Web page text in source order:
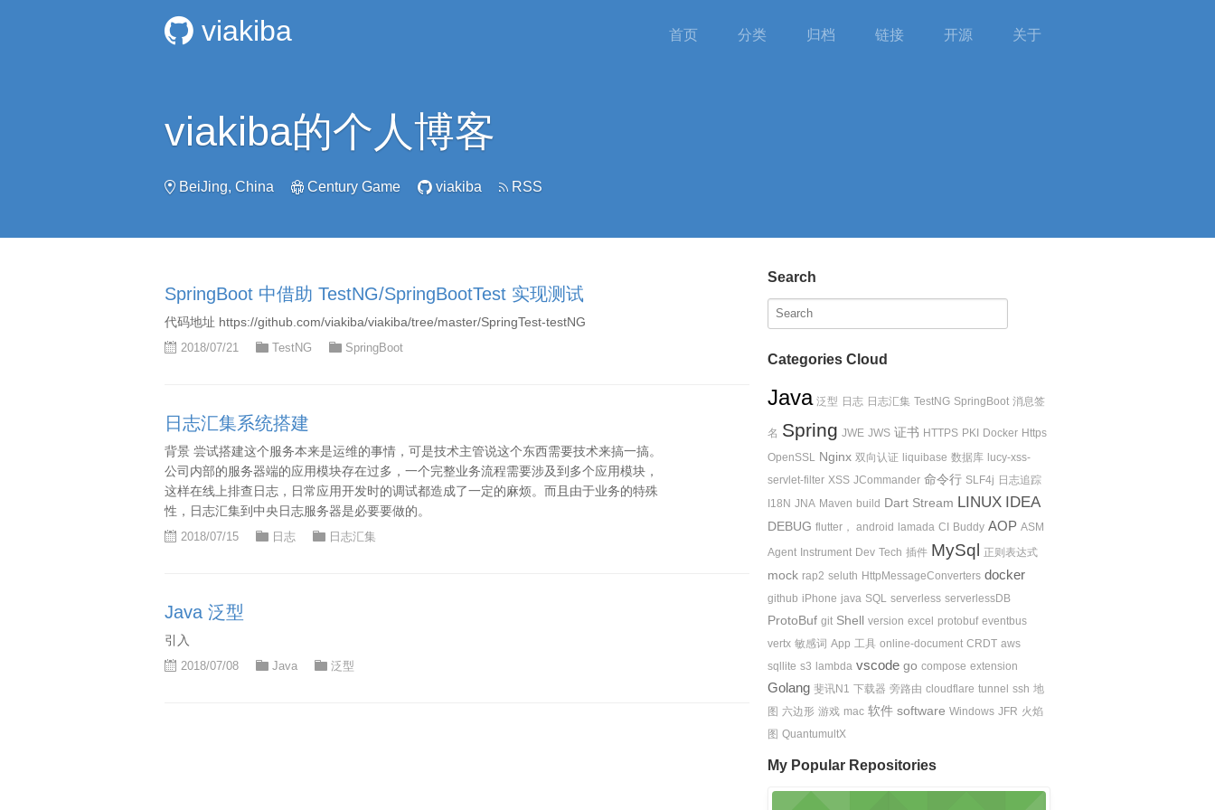
viakiba 首页 分类 归档 链接 开源 关于
viakiba的个人博客
BeiJing, China Century Game viakiba RSS
SpringBoot 中借助 TestNG/SpringBootTest 实现测试
代码地址 https://github.com/viakiba/viakiba/tree/master/SpringTest-testNG
2018/07/21 TestNG SpringBoot
日志汇集系统搭建
背景 尝试搭建这个服务本来是运维的事情，可是技术主管说这个东西需要技术来搞一搞。
公司内部的服务器端的应用模块存在过多，一个完整业务流程需要涉及到多个应用模块，
这样在线上排查日志，日常应用开发时的调试都造成了一定的麻烦。而且由于业务的特殊
性，日志汇集到中央日志服务器是必要要做的。
2018/07/15 日志 日志汇集
Java 泛型
引入
2018/07/08 Java 泛型
Search
Categories Cloud
Java 泛型 日志 日志汇集 TestNG SpringBoot 消息签
名 Spring JWE JWS 证书 HTTPS PKI Docker Https
OpenSSL Nginx 双向认证 liquibase 数据库 lucy-xss-
servlet-filter XSS JCommander 命令行 SLF4j 日志追踪
I18N JNA Maven build Dart Stream LINUX IDEA
DEBUG flutter， android lamada CI Buddy AOP ASM
Agent Instrument Dev Tech 插件 MySql 正则表达式
mock rap2 seluth HttpMessageConverters docker
github iPhone java SQL serverless serverlessDB
ProtoBuf git Shell version excel protobuf eventbus
vertx 敏感词 App 工具 online-document CRDT aws
sqllite s3 lambda vscode go compose extension
Golang 斐讯N1 下载器 旁路由 cloudflare tunnel ssh 地
图 六边形 游戏 mac 软件 software Windows JFR 火焰
图 QuantumultX
My Popular Repositories